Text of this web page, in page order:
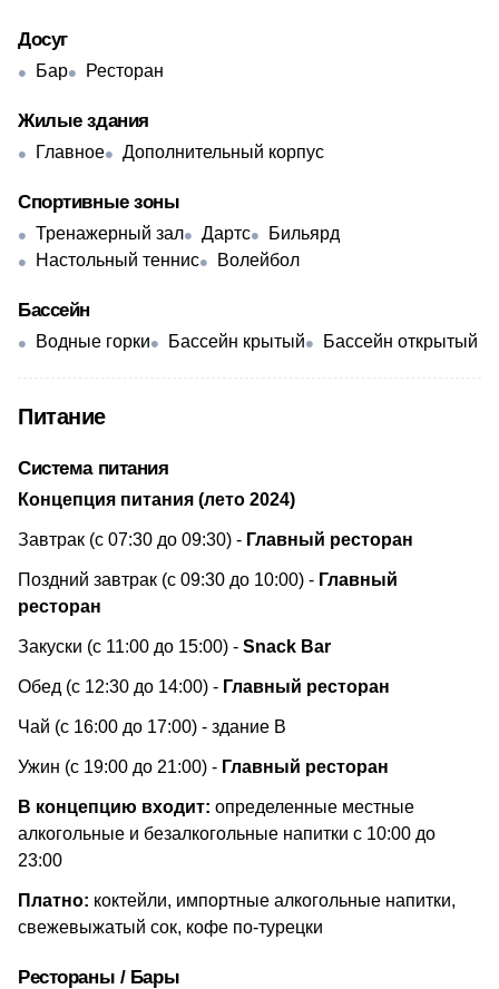
Досуг
Бар Ресторан
Жилые здания
Главное Дополнительный корпус
Спортивные зоны
Тренажерный зал Дартс
Бильярд
Настольный теннис
Волейбол
Бассейн
Водные горки Бассейн крытый Бассейн открытый
Питание
Система питания
​Концепция питания (лето 2024)
Завтрак (с ​07:30 до 09:30) - Главный ресторан
Поздний завтрак (с 09:30 до 10:00) - Главный
ресторан
Закуски (с 11:00 до 15:00) - Snack Bar
Обед (с 12:30 до 14:00) - Главный ресторан
Чай (с 16:00 до 17:00) - здание В
Ужин (с 19:00 до 21:00) - Главный ресторан
В концепцию входит: определенные местные
алкогольные и безалкогольные напитки с 10:00 до
23:00
Платно: коктейли, импортные алкогольные напитки,
свежевыжатый сок, кофе по-турецки
Рестораны / Бары